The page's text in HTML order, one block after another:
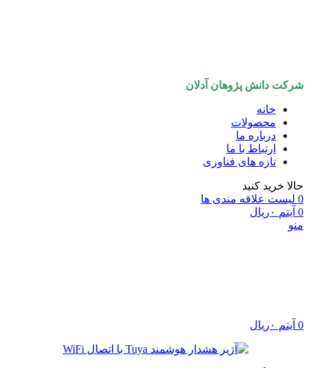
شرکت دانش پژوهان آدلان
خانه
محصولات
درباره ما
ارتباط با ما
تازه های فناوری
حالا خرید کنید
0 لیست علاقه مندی ها
0 آیتم ۰ ریال
منو
0 آیتم ۰ ریال